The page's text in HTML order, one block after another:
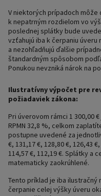
V niektorých prípadoch
k nepatrným rozdielom vo
poslednej splátky bude
vzťahujú iba k čerpaniu
a nezohľadňujú ďalšie
štandardným spôsobom
Ponukou nevzniká nárok na
Ilustratívny výpočet pre
požiadaviek zákona:
Pri úverovom rámci 1 300,00
RPMN 32,8 %, celkom
postupne uvedené za
€, 131,17 €, 128,80 €, 126,43
114,57 €, 112,19 €. Splátky a
matematicky zaokrúhlené.
Tento príklad je iba ilustračný
čerpanie celej výšky úveru